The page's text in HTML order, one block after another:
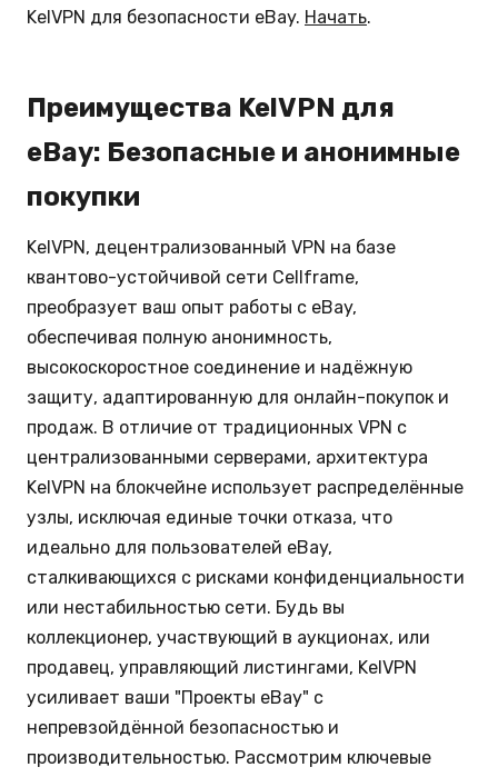
KelVPN для безопасности eBay. Начать.
Преимущества KelVPN для
eBay: Безопасные и анонимные
покупки
KelVPN, децентрализованный VPN на базе
квантово-устойчивой сети Cellframe,
преобразует ваш опыт работы с eBay,
обеспечивая полную анонимность,
высокоскоростное соединение и надёжную
защиту, адаптированную для онлайн-покупок и
продаж. В отличие от традиционных VPN с
централизованными серверами, архитектура
KelVPN на блокчейне использует распределённые
узлы, исключая единые точки отказа, что
идеально для пользователей eBay,
сталкивающихся с рисками конфиденциальности
или нестабильностью сети. Будь вы
коллекционер, участвующий в аукционах, или
продавец, управляющий листингами, KelVPN
усиливает ваши "Проекты eBay" с
непревзойдённой безопасностью и
производительностью. Рассмотрим ключевые